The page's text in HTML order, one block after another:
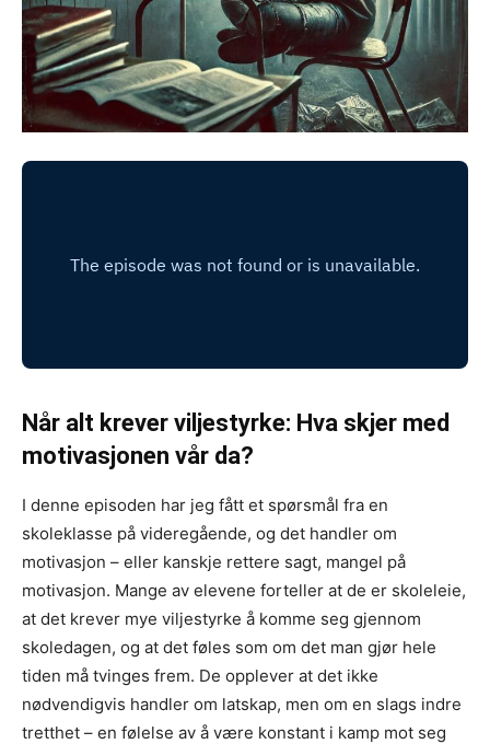
Når alt krever viljestyrke: Hva skjer med
motivasjonen vår da?
I denne episoden har jeg fått et spørsmål fra en
skoleklasse på videregående, og det handler om
motivasjon – eller kanskje rettere sagt, mangel på
motivasjon. Mange av elevene forteller at de er skoleleie,
at det krever mye viljestyrke å komme seg gjennom
skoledagen, og at det føles som om det man gjør hele
tiden må tvinges frem. De opplever at det ikke
nødvendigvis handler om latskap, men om en slags indre
tretthet – en følelse av å være konstant i kamp mot seg